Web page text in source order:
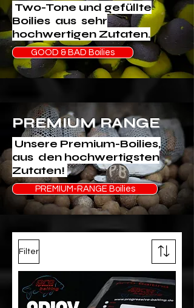
Two-Tone und gefüllte
Boilies aus sehr
hochwertigen Zutaten.
GOOD & BAD Boilies
PREMIUM RANGE
Unsere Premium-Boilies,
aus den hochwertigsten
Zutaten!
PREMIUM-RANGE Boilies
Filter